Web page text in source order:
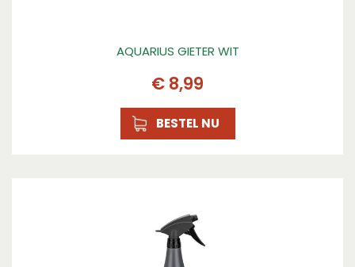
AQUARIUS GIETER WIT
€ 8,99
BESTEL NU